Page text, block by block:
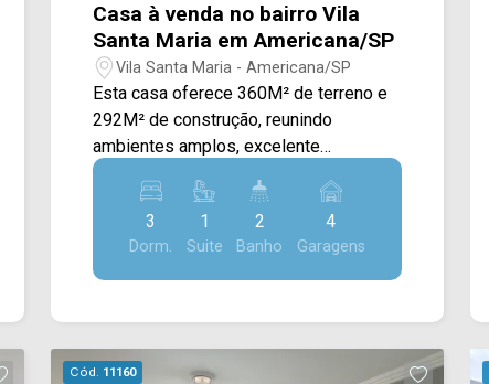
Casa à venda no bairro Vila
Santa Maria em Americana/SP
Vila Santa Maria - Americana/SP
Esta casa oferece 360M² de terreno e
292M² de construção, reunindo
ambientes amplos, excelente
distribuição dos espaços e uma
completa área de lazer, sendo uma
ótima opção para quem busca conforto,
funcionalidade e qualidade de vida. A
área social conta com sala de estar e
sacada que proporciona mais
3
Dorm.
1
Suite
2
Banho
4
Garagens
Cód. 11160